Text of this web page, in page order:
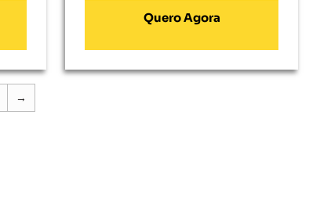
Adicionar Ao Carrinho
→